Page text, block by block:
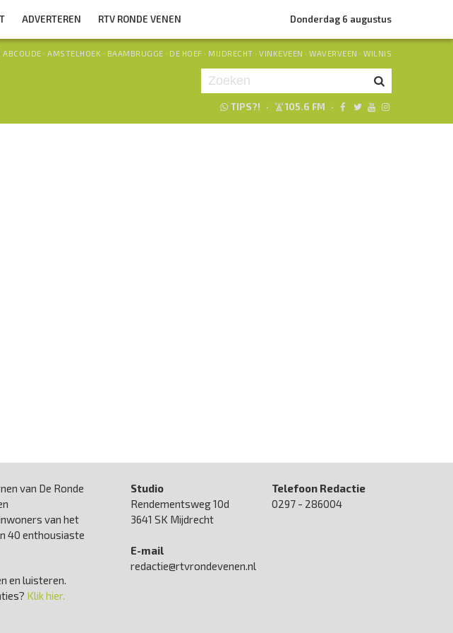
ADVERTEREN RTV RONDE VENEN Donderdag 6 augustus
ABCOUDE · AMSTELHOEK · BAAMBRUGGE · DE HOEF · MIJDRECHT · VINKEVEEN · WAVERVEEN · WILNIS
TIPS?! · 105.6 FM ·
van De Ronde
van het
40 enthousiaste
en luisteren.
Klik hier.
Studio
Rendementsweg 10d
3641 SK Mijdrecht
E-mail
redactie@rtvrondevenen.nl
Telefoon Redactie
0297 - 286004